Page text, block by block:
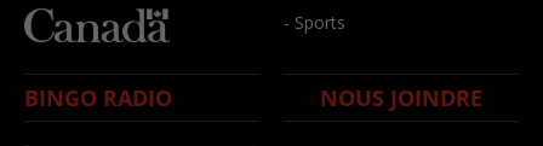
- Sports
BINGO RADIO NOUS JOINDRE